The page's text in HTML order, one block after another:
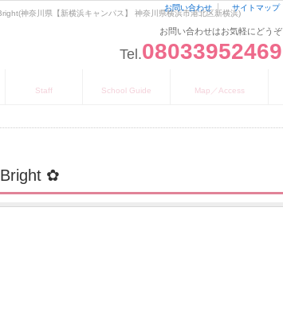
神奈川県【新横浜キャンパス】 神奈川県横浜市港北区新横浜)
お問い合わせはお気軽にどうぞ
Tel.08033952469
お問い合わせ サイトマップ
Staff School Guide Map／Access
✿